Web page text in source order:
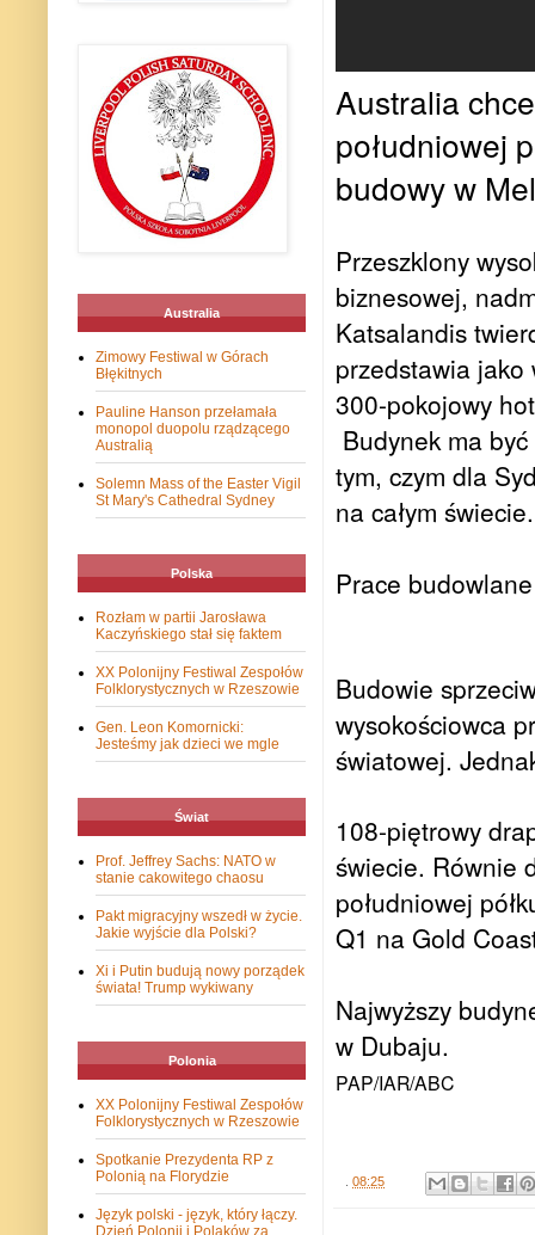
Australia
południowej
budowy w
Przeszklony
biznesowej,
Katsalandis
przedstawia jako
300-pokojowy
Budynek ma
tym, czym dla
na całym świecie.
Prace
Budowie
wysokościowca
światowej.
108-piętrowy
świecie. Równie
południowej
Q1 na Gold
Najwyższy
w Dubaju.
PAP/IAR/ABC
. 08:25
Australia
Zimowy Festiwal w Górach
Błękitnych
Pauline Hanson przełamała
monopol duopolu rządzącego
Australią
Solemn Mass of the Easter Vigil
St Mary's Cathedral Sydney
Polska
Rozłam w partii Jarosława
Kaczyńskiego stał się faktem
XX Polonijny Festiwal Zespołów
Folklorystycznych w Rzeszowie
Gen. Leon Komornicki:
Jesteśmy jak dzieci we mgle
Świat
Prof. Jeffrey Sachs: NATO w
stanie cakowitego chaosu
Pakt migracyjny wszedł w życie.
Jakie wyjście dla Polski?
Xi i Putin budują nowy porządek
świata! Trump wykiwany
Polonia
XX Polonijny Festiwal Zespołów
Folklorystycznych w Rzeszowie
Spotkanie Prezydenta RP z
Polonią na Florydzie
Język polski - język, który łączy.
Dzień Polonii i Polaków za